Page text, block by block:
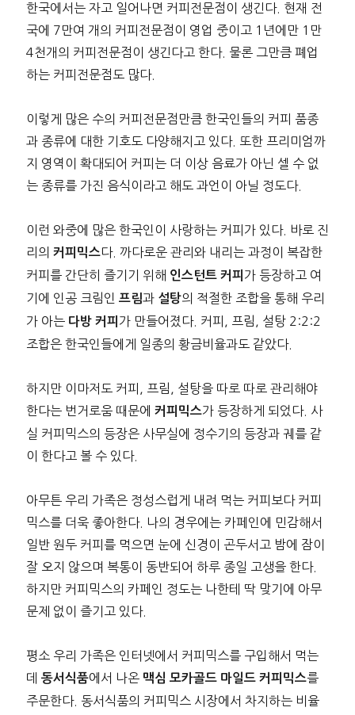
한국에서는 자고 일어나면 커피전문점이 생긴다. 현재 전
국에 7만여 개의 커피전문점이 영업 중이고 1년에만 1만
4천개의 커피전문점이 생긴다고 한다. 물론 그만큼 폐업
하는 커피전문점도 많다.
이렇게 많은 수의 커피전문점만큼 한국인들의 커피 품종
과 종류에 대한 기호도 다양해지고 있다. 또한 프리미엄까
지 영역이 확대되어 커피는 더 이상 음료가 아닌 셀 수 없
는 종류를 가진 음식이라고 해도 과언이 아닐 정도다.
이런 와중에 많은 한국인이 사랑하는 커피가 있다. 바로 진
리의 커피믹스다. 까다로운 관리와 내리는 과정이 복잡한
커피를 간단히 즐기기 위해 인스턴트 커피 가 등장하고 여
기에 인공 크림인 프림과 설탕의 적절한 조합을 통해 우리
가 아는 다방 커피 가 만들어졌다. 커피, 프림, 설탕 2:2:2
조합은 한국인들에게 일종의 황금비율과도 같았다.
하지만 이마저도 커피, 프림, 설탕을 따로 따로 관리해야
한다는 번거로움 때문에 커피믹스가 등장하게 되었다. 사
실 커피믹스의 등장은 사무실에 정수기의 등장과 궤를 같
이 한다고 볼 수 있다.
아무튼 우리 가족은 정성스럽게 내려 먹는 커피보다 커피
믹스를 더욱 좋아한다. 나의 경우에는 카페인에 민감해서
일반 원두 커피를 먹으면 눈에 신경이 곤두서고 밤에 잠이
잘 오지 않으며 복통이 동반되어 하루 종일 고생을 한다.
하지만 커피믹스의 카페인 정도는 나한테 딱 맞기에 아무
문제 없이 즐기고 있다.
평소 우리 가족은 인터넷에서 커피믹스를 구입해서 먹는
데 동서식품에서 나온 맥심 모카골드 마일드 커피믹스를
주문한다. 동서식품의 커피믹스 시장에서 차지하는 비율